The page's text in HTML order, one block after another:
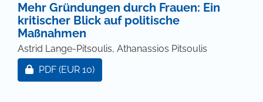
Mehr Gründungen durch Frauen: Ein
kritischer Blick auf politische
Maßnahmen
Astrid Lange-Pitsoulis, Athanassios Pitsoulis
Zugang für Abonnent/innen oder durch Zahlung
PDF (EUR 10)